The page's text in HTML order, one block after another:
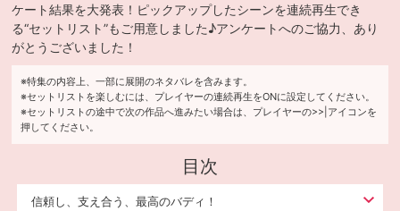
ケート結果を大発表！ピックアップしたシーンを連続再生でき
る“セットリスト”もご用意しました♪アンケートへのご協力、あり
がとうございました！
※特集の内容上、一部に展開のネタバレを含みます。
※セットリストを楽しむには、プレイヤーの連続再生をONに設定してください。
※セットリストの途中で次の作品へ進みたい場合は、プレイヤーの>>|アイコンを
押してください。
目次
信頼し、支え合う、最高のバディ！